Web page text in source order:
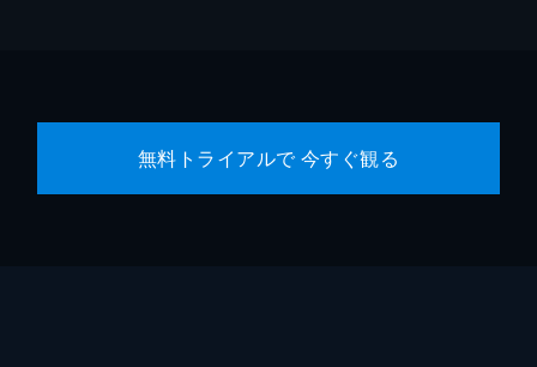
無料トライアルで 今すぐ観る